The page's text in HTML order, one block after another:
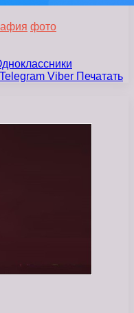
фото
Telegram Viber Печатать